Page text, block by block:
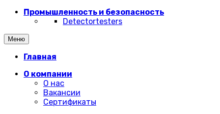
Промышленность и безопасность
Detectortesters
Меню
Главная
О компании
О нас
Вакансии
Сертификаты